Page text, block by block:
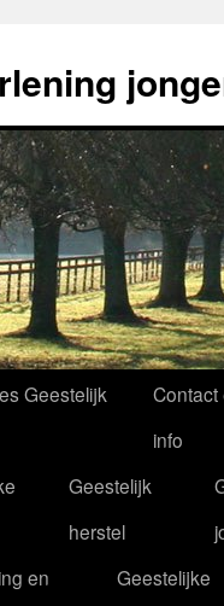
Geestelijk
Contact
info
Geestelijk
herstel
en
Geestelijke